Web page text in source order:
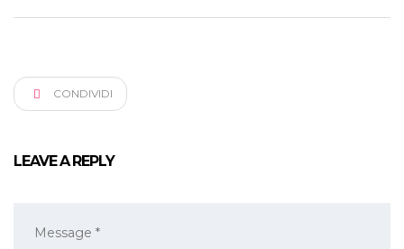
CONDIVIDI
LEAVE A REPLY